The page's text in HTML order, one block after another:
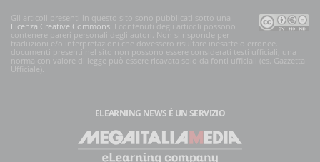
Gli articoli presenti in questo sito sono pubblicati sotto una
Licenza Creative Commons . I contenuti degli articoli possono
contenere pareri personali degli autori. Non si risponde per
traduzioni e/o interpretazioni che dovessero risultare inesatte o erronee. I
documenti presenti nel sito non possono essere considerati testi ufficiali, una
norma con valore di legge può essere ricavata solo da fonti ufficiali (es. Gazzetta
Ufficiale).
ELEARNING NEWS È UN SERVIZIO